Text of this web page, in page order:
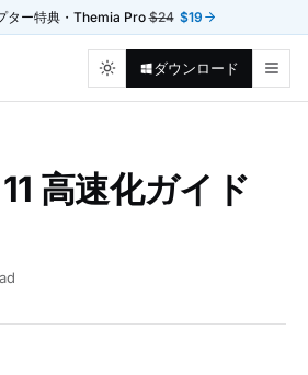
ター特典・Themia Pro$24 $19
ダウンロード
高速化ガイド